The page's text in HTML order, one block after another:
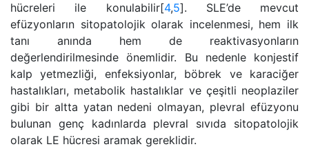
hücreleri ile konulabilir[4,5]. SLE’de mevcut
efüzyonların sitopatolojik olarak incelenmesi, hem ilk
tanı anında hem de reaktivasyonların
değerlendirilmesinde önemlidir. Bu nedenle konjestif
kalp yetmezliği, enfeksiyonlar, böbrek ve karaciğer
hastalıkları, metabolik hastalıklar ve çeşitli neoplaziler
gibi bir altta yatan nedeni olmayan, plevral efüzyonu
bulunan genç kadınlarda plevral sıvıda sitopatolojik
olarak LE hücresi aramak gereklidir.